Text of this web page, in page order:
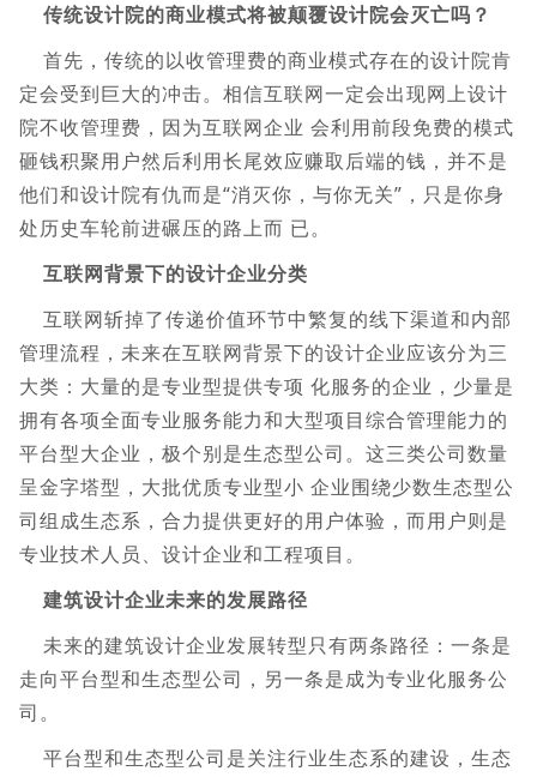
传统设计院的商业模式将被颠覆设计院会灭亡吗？
首先，传统的以收管理费的商业模式存在的设计院肯
定会受到巨大的冲击。相信互联网一定会出现网上设计
院不收管理费，因为互联网企业 会利用前段免费的模式
砸钱积聚用户然后利用长尾效应赚取后端的钱，并不是
他们和设计院有仇而是“消灭你，与你无关”，只是你身
处历史车轮前进碾压的路上而 已。
互联网背景下的设计企业分类
互联网斩掉了传递价值环节中繁复的线下渠道和内部
管理流程，未来在互联网背景下的设计企业应该分为三
大类：大量的是专业型提供专项 化服务的企业，少量是
拥有各项全面专业服务能力和大型项目综合管理能力的
平台型大企业，极个别是生态型公司。这三类公司数量
呈金字塔型，大批优质专业型小 企业围绕少数生态型公
司组成生态系，合力提供更好的用户体验，而用户则是
专业技术人员、设计企业和工程项目。
建筑设计企业未来的发展路径
未来的建筑设计企业发展转型只有两条路径：一条是
走向平台型和生态型公司，另一条是成为专业化服务公
司。
平台型和生态型公司是关注行业生态系的建设，生态